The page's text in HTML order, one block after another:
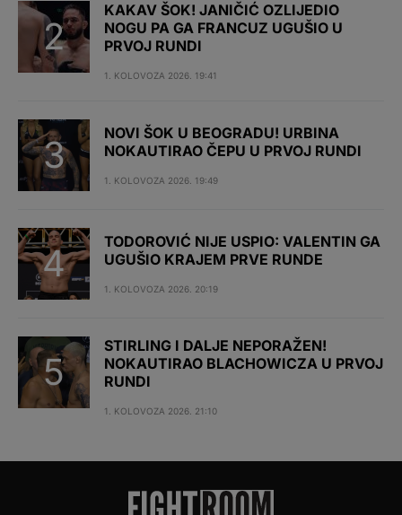
KAKAV ŠOK! JANIČIĆ OZLIJEDIO
NOGU PA GA FRANCUZ UGUŠIO U
PRVOJ RUNDI
1. KOLOVOZA 2026. 19:41
NOVI ŠOK U BEOGRADU! URBINA
NOKAUTIRAO ČEPU U PRVOJ RUNDI
1. KOLOVOZA 2026. 19:49
TODOROVIĆ NIJE USPIO: VALENTIN GA
UGUŠIO KRAJEM PRVE RUNDE
1. KOLOVOZA 2026. 20:19
STIRLING I DALJE NEPORAŽEN!
NOKAUTIRAO BLACHOWICZA U PRVOJ
RUNDI
1. KOLOVOZA 2026. 21:10